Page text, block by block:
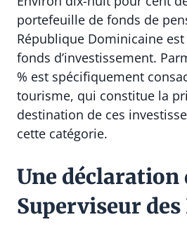
portefeuille de fonds de
République Dominicaine
fonds d’investissement.
% est spécifiquement
tourisme, qui constitue la
destination de ces
cette catégorie.
Une déclaration
Superviseur